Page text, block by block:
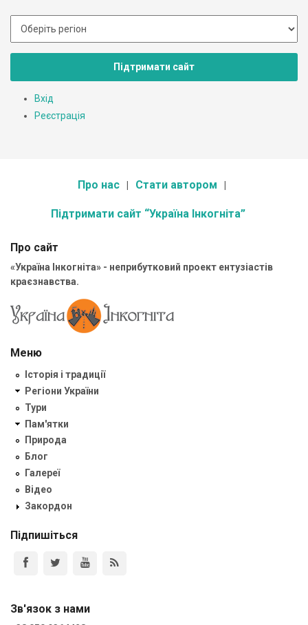
Підтримати сайт
Вхід
Реєстрація
Про нас Стати автором
Підтримати сайт “Україна Інкогніта”
Про сайт
«Україна Інкогніта» - неприбутковий проект ентузіастів
краєзнавства.
Меню
Історія і традиції
Регіони України
Тури
Пам'ятки
Природа
Блог
Галереї
Відео
Закордон
Підпишіться
Зв'язок з нами